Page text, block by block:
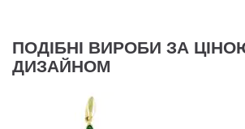
ПОДІБНІ ВИРОБИ ЗА
ДИЗАЙНОМ